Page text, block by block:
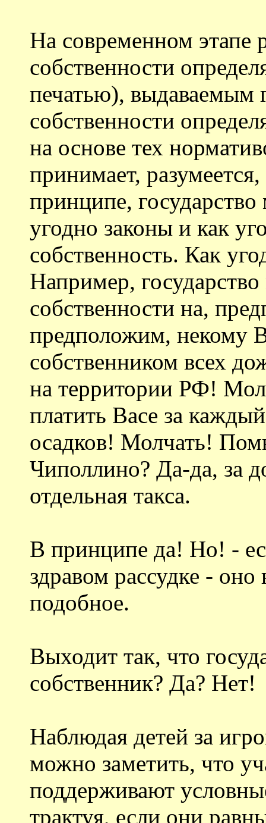
На современном этапе
собственности
печатью), выдаваемым
собственности
на основе тех
принимает,
принципе,
угодно законы и как
собственность. Как
Например,
собственности на,
предположим, некому
собственником всех
на территории РФ!
платить Васе за
осадков! Молчать!
Чиполлино? Да-да, за
отдельная такса.
В принципе да! Но! -
здравом рассудке - оно
подобное.
Выходит так, что
собственник? Да? Нет!
Наблюдая детей за
можно заметить, что
поддерживают
трактуя, если они